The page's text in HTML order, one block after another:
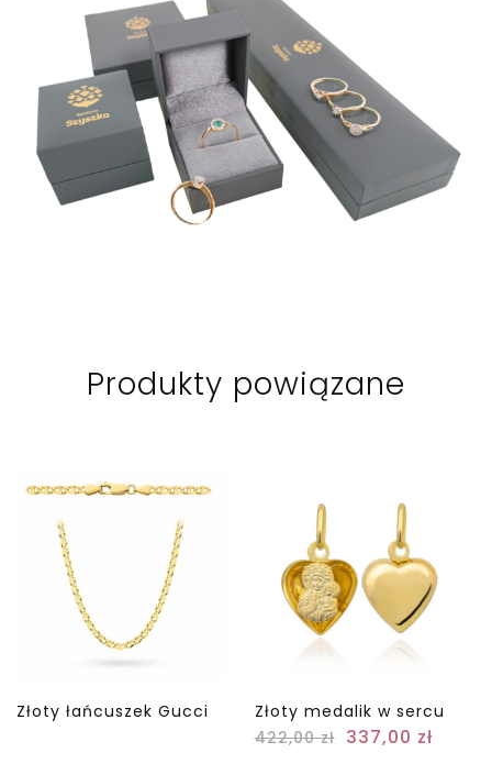
Produkty powiązane
Złoty łańcuszek Gucci
Złoty medalik w sercu
422,00zł 337,00 zł